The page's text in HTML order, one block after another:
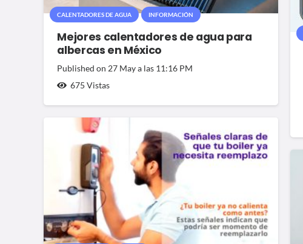
CALENTADORES DE AGUA INFORMACIÓN
Mejores calentadores de agua para
albercas en México
Published on 27 May a las 11:16 PM
675 Vistas